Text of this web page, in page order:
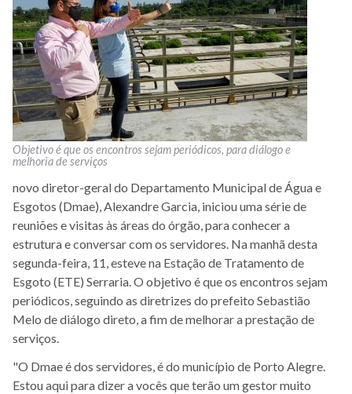
Objetivo é que os encontros sejam periódicos, para diálogo e
melhoria de serviços
novo diretor-geral do Departamento Municipal de Água e
Esgotos (Dmae), Alexandre Garcia, iniciou uma série de
reuniões e visitas às áreas do órgão, para conhecer a
estrutura e conversar com os servidores. Na manhã desta
segunda-feira, 11, esteve na Estação de Tratamento de
Esgoto (ETE) Serraria. O objetivo é que os encontros sejam
periódicos, seguindo as diretrizes do prefeito Sebastião
Melo de diálogo direto, a fim de melhorar a prestação de
serviços.
"O Dmae é dos servidores, é do município de Porto Alegre.
Estou aqui para dizer a vocês que terão um gestor muito